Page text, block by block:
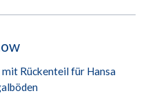
Rückenteil für Hansa